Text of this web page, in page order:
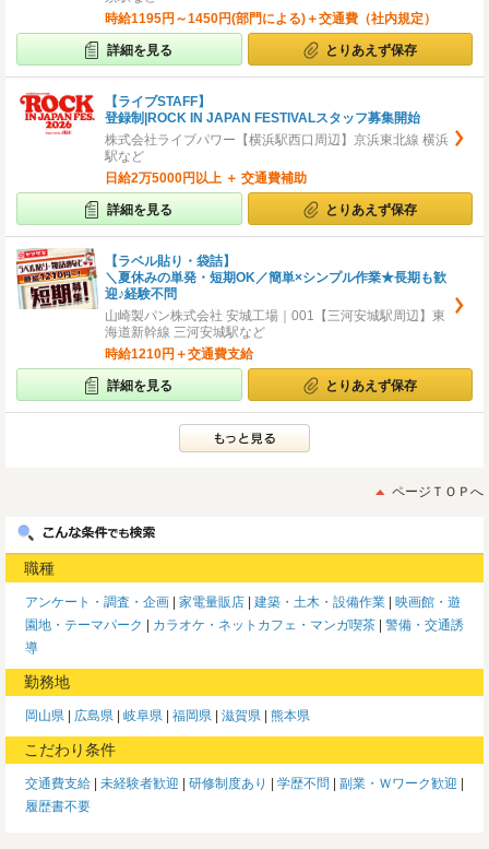
時給1195円～1450円(部門による)＋交通費（社内規定）
詳細を見る とりあえず保存
【ライブSTAFF】
登録制|ROCK IN JAPAN FESTIVALスタッフ募集開始
株式会社ライブパワー【横浜駅西口周辺】京浜東北線 横浜
駅など
日給2万5000円以上 ＋ 交通費補助
詳細を見る とりあえず保存
【ラベル貼り・袋詰】
＼夏休みの単発・短期OK／簡単×シンプル作業★長期も歓
迎♪経験不問
山崎製パン株式会社 安城工場｜001【三河安城駅周辺】東
海道新幹線 三河安城駅など
時給1210円＋交通費支給
詳細を見る とりあえず保存
ページＴＯＰへ
職種
アンケート・調査・企画 家電量販店 建築・土木・設備作業
映画館・遊
園地・テーマパーク
カラオケ・ネットカフェ・マンガ喫茶
警備・交通誘
導
勤務地
岡山県 広島県 岐阜県 福岡県 滋賀県 熊本県
こだわり条件
交通費支給 未経験者歓迎 研修制度あり 学歴不問
副業・Ｗワーク歓迎
履歴書不要